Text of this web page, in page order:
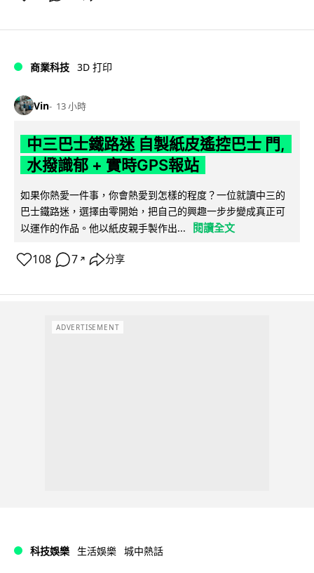
商業科技 3D 打印
Vin 13 小時
中三巴士鐵路迷 自製紙皮遙控巴士 門,
水撥識郁 + 實時GPS報站
如果你熱愛一件事，你會熱愛到怎樣的程度？一位就讀中三的
巴士鐵路迷，選擇由零開始，把自己的興趣一步步變成真正可
以運作的作品。他以紙皮親手製作出...
閱讀全文
108 7 ↗ 分享
ADVERTISEMENT
科技娛樂 生活娛樂 城中熱話